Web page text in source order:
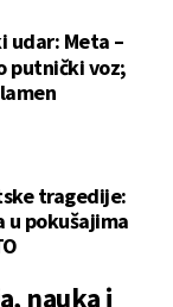
udar: Meta –
putnički voz;
tragedije:
u pokušajima
nauka i